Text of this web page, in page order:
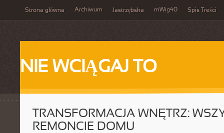
Strona główna Archiwum Jastrzębska mWig40 Spis Treści
NIE WCIĄGAJ TO
TRANSFORMACJA WNĘTRZ:
REMONCIE DOMU